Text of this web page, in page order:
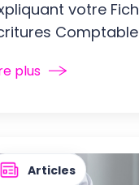
votre
plus
Articles